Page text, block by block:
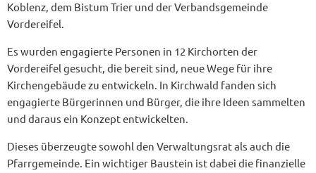
Koblenz, dem Bistum Trier und der Verbandsgemeinde
Vordereifel.
Es wurden engagierte Personen in 12 Kirchorten der
Vordereifel gesucht, die bereit sind, neue Wege für ihre
Kirchengebäude zu entwickeln. In Kirchwald fanden sich
engagierte Bürgerinnen und Bürger, die ihre Ideen sammelten
und daraus ein Konzept entwickelten.
Dieses überzeugte sowohl den Verwaltungsrat als auch die
Pfarrgemeinde. Ein wichtiger Baustein ist dabei die finanzielle